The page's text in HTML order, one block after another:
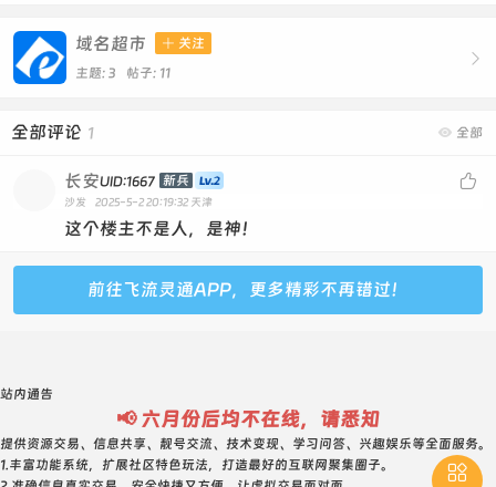

域名超市  关注
主题: 3 帖子: 11
 全部
全部评论 1

长安UID:1667 新兵
沙发 2025-5-2 20:19:32 天津
这个楼主不是人，是神！
前往飞流灵通APP，更多精彩不再错过！

站内通告
📢 六月份后均不在线，请悉知
提供资源交易、信息共享、靓号交流、技术变现、学习问答、兴趣娱乐等全面服务。
1.丰富功能系统，扩展社区特色玩法，打造最好的互联网聚集圈子。